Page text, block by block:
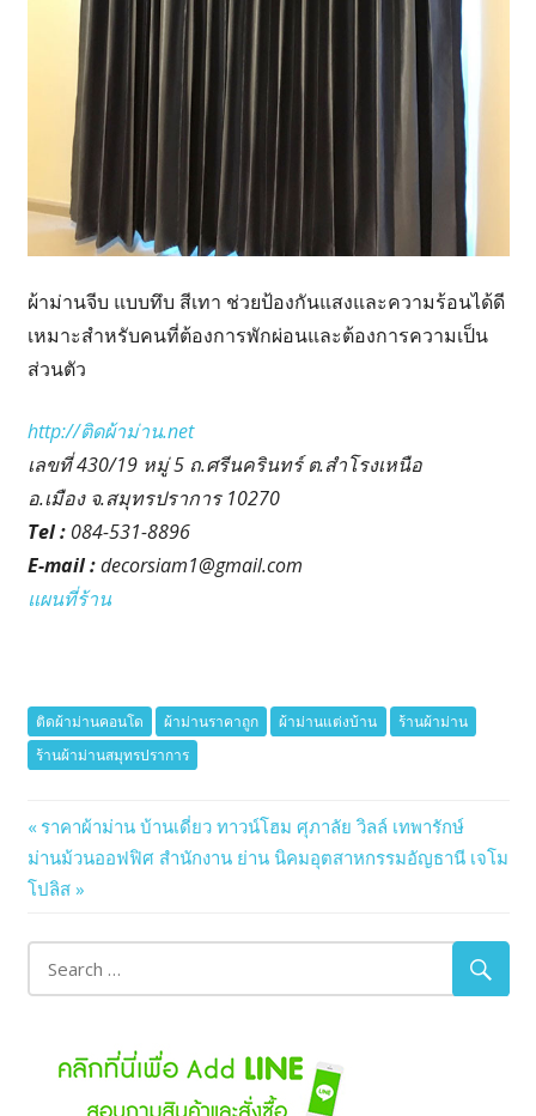
ผ้าม่านจีบ แบบทึบ สีเทา ช่วยป้องกันแสงและความร้อนได้ดี
เหมาะสำหรับคนที่ต้องการพักผ่อนและต้องการความเป็น
ส่วนตัว
http://ติดผ้าม่าน.net
เลขที่ 430/19 หมู่ 5 ถ.ศรีนครินทร์ ต.สำโรงเหนือ
อ.เมือง จ.สมุทรปราการ 10270
Tel :084-531-8896
E-mail : decorsiam1@gmail.com
แผนที่ร้าน
ติดผ้าม่านคอนโด ผ้าม่านราคาถูก ผ้าม่านแต่งบ้าน
ร้านผ้าม่าน
ร้านผ้าม่านสมุทรปราการ
Post
navigation
Previous
Post:
ราคาผ้าม่าน บ้านเดี่ยว ทาวน์โฮม ศุภาลัย วิลล์ เทพารักษ์
Next
Post:
ม่านม้วนออฟฟิศ สำนักงาน ย่าน นิคมอุตสาหกรรมอัญธานี เจโม
โปลิส